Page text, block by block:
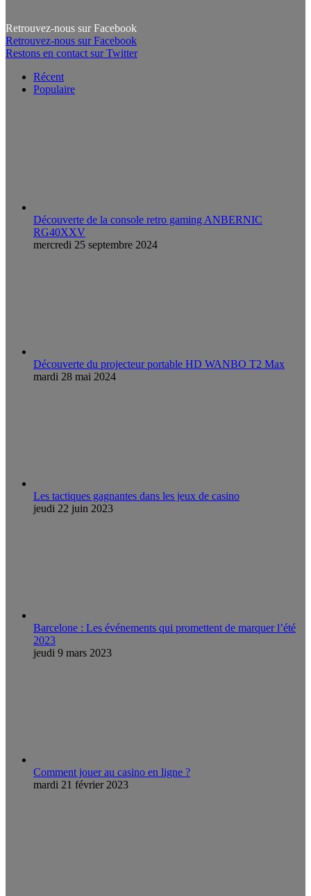
Retrouvez-nous sur Facebook
Retrouvez-nous sur Facebook
Restons en contact sur Twitter
Récent
Populaire
Découverte de la console retro gaming ANBERNIC
RG40XXV
mercredi 25 septembre 2024
Découverte du projecteur portable HD WANBO T2 Max
mardi 28 mai 2024
Les tactiques gagnantes dans les jeux de casino
jeudi 22 juin 2023
Barcelone : Les événements qui promettent de marquer l’été
2023
jeudi 9 mars 2023
Comment jouer au casino en ligne ?
mardi 21 février 2023